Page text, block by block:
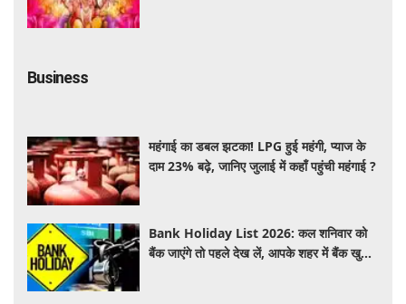
Business
महंगाई का डबल झटका! LPG हुई महंगी, प्याज के
दाम 23% बढ़े, जानिए जुलाई में कहाँ पहुंची महंगाई ?
Bank Holiday List 2026: कल शनिवार को
बैंक जाएंगे तो पहले देख लें, आपके शहर में बैंक खुले